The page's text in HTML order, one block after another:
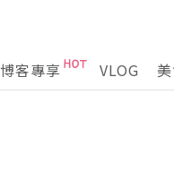
博客專享 VLOG